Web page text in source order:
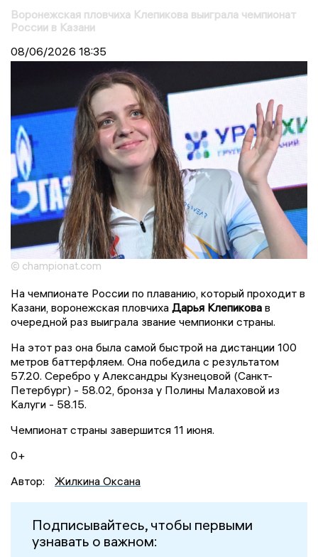
Воронежская пловчиха Клепикова выиграла чемпионат
России в Казани
08/06/2026 18:35
© championat.com
На чемпионате России по плаванию, который проходит в
Казани, воронежская пловчиха Дарья Клепикова в
очередной раз выиграла звание чемпионки страны.
На этот раз она была самой быстрой на дистанции 100
метров баттерфляем. Она победила с результатом
57.20. Серебро у Александры Кузнецовой (Санкт-
Петербург) - 58.02, бронза у Полины Малаховой из
Калуги - 58.15.
Чемпионат страны завершится 11 июня.
0+
Автор:
Жилкина Оксана
Подписывайтесь, чтобы первыми
узнавать о важном: